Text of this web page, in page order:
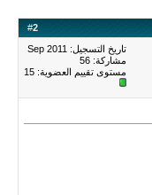
#2
تاريخ التسجيل: Sep 2011
مشاركة: 56
مستوى تقييم العضوية: 15